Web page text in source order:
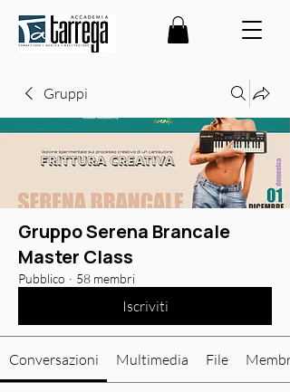
Gruppi
Gruppo Serena Brancale
Master Class
Pubblico · 58 membri
Iscriviti
Conversazioni Multimedia File Membri